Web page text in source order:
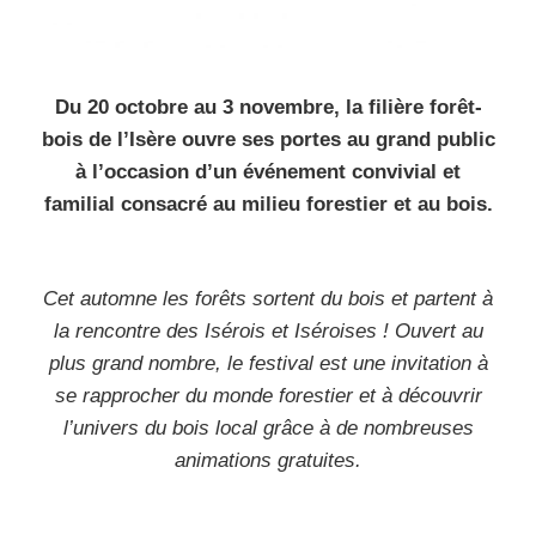
Du 20 octobre au 3 novembre, la filière forêt-
bois de l’Isère ouvre ses portes au grand public
à l’occasion d’un événement convivial et
familial consacré au milieu forestier et au bois.
Cet automne les forêts sortent du bois et partent à
la rencontre des Isérois et Iséroises ! Ouvert au
plus grand nombre, le festival est une invitation à
se rapprocher du monde forestier et à découvrir
l’univers du bois local grâce à de nombreuses
animations gratuites.